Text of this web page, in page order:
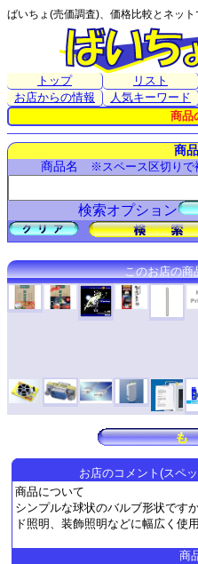
ばいちょ(売価調査)、価格比較とネッ
トップ リスト
お店からの情報
人気キーワード
商品
お店のコメント(スペ
商品について
シンプルな球状のバルブ形状です
ド照明、装飾照明などに幅広く使
商
商
商品名
※スペース区切りで
検索オプション
このお店の商